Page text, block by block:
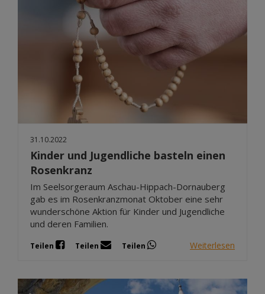
Apr 2026
Mär 2026
Feb 2026
Jan 2026
Dez 2025
Nov 2025
Okt 2025
Sep 2025
31.10.2022
Kinder und Jugendliche basteln einen
Rosenkranz
Im Seelsorgeraum Aschau-Hippach-Dornauberg
gab es im Rosenkranzmonat Oktober eine sehr
wunderschöne Aktion für Kinder und Jugendliche
und deren Familien.
Teilen Teilen Teilen Weiterlesen